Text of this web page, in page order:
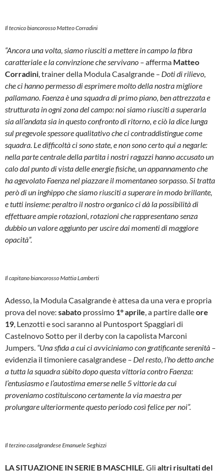
Il tecnico biancorosso Matteo Corradini
“Ancora una volta, siamo riusciti a mettere in campo la fibra
caratteriale e la convinzione che servivano –afferma Matteo
Corradini , trainer della Modula Casalgrande – Doti di rilievo,
che ci hanno permesso di esprimere molto della nostra migliore
pallamano. Faenza è una squadra di primo piano, ben attrezzata e
strutturata in ogni zona del campo: noi siamo riusciti a superarla
sia all’andata sia in questo confronto di ritorno, e ciò la dice lunga
sul pregevole spessore qualitativo che ci contraddistingue come
squadra. Le difficoltà ci sono state, e non sono certo qui a negarle:
nella parte centrale della partita i nostri ragazzi hanno accusato un
calo dal punto di vista delle energie fisiche, un appannamento che
ha agevolato Faenza nel piazzare il momentaneo sorpasso. Si tratta
però di un inghippo che siamo riusciti a superare in modo brillante,
e tutti insieme: peraltro il nostro organico ci dà la possibilità di
effettuare ampie rotazioni, rotazioni che rappresentano senza
dubbio un valore aggiunto per uscire dai momenti di maggiore
opacità”.
Il capitano biancorosso Mattia Lamberti
Adesso, la Modula Casalgrande è attesa da una vera e propria
prova del nove: sabato prossimo 1° aprile , a partire dalleore
19 , Lenzotti e soci saranno al Puntosport Spaggiari di
Castelnovo Sotto per il derby con la capolista Marconi
Jumpers. “Una sfida a cui ci avviciniamo con gratificante serenità –
evidenzia il timoniere casalgrandese – Del resto, l’ho detto anche
a tutta la squadra sùbito dopo questa vittoria contro Faenza:
l’entusiasmo e l’autostima emerse nelle 5 vittorie da cui
proveniamo costituiscono certamente la via maestra per
prolungare ulteriormente questo periodo così felice per noi”.
Il terzino casalgrandese Emanuele Seghizzi
LA SITUAZIONE IN SERIE B MASCHILE. Gli altri risultati del